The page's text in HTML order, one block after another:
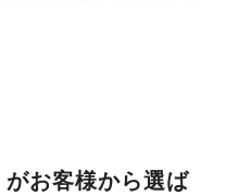
お客様から選ば